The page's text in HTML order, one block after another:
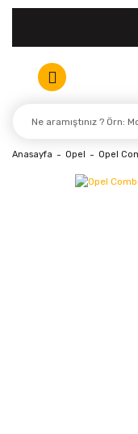
Anasayfa Opel Opel